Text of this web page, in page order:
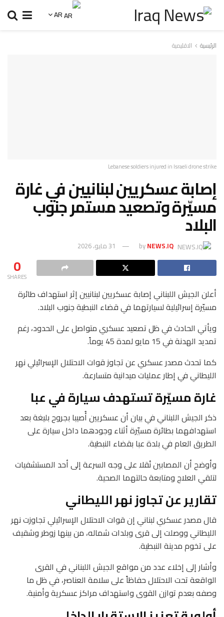
AR
الرئيسية الاقليمية
Lebanese soldiers injured in Israeli drone strike
إصابة عسكريين لبنانيين في غارة
مسيّرة وتصعيد مستمر جنوب
البلاد
byNEWS.IQ 31 مايو، 2026
0
SHARES
أعلن الجيش اللبناني إصابة عسكريين لبنانيين إثر استهداف طائرة
مسيّرة إسرائيلية لسيارتهما في قضاء النبطية جنوب البلاد.
ويأتي الحادث في ظل تصعيد عسكري متواصل على الحدود، رغم
تمديد الهدنة في 15 مايو لمدة 45 يوماً.
كما تحدث مصدر عسكري عن تجاوز قوات الاحتلال الإسرائيلي نهر
الليطاني في إطار عمليات ميدانية متسارعة.
غارة مسيّرة تستهدف سيارة في عبا
ذكر الجيش اللبناني في بيان أن عسكريين أُصيبا بجروح بليغة بعد
استهدافهما بطائرة مسيّرة أثناء وجودهما داخل سيارة على
الطريق العام في بلدة عبا بقضاء النبطية.
وأوضح أن المصابين نُقلا على وجه السرعة إلى أحد المستشفيات
لتلقي العلاج ومتابعة حالتهما الصحية.
تقارير عن تجاوز نهر الليطاني
قال مصدر عسكري لبناني إن قوات الاحتلال الإسرائيلي تجاوزت نهر
الليطاني ووصلت إلى قرى وبلدات شماله، من بينها زوطر وشقيف
على تخوم مدينة النبطية.
وأشار إلى إخلاء عدد من مواقع الجيش اللبناني في القرى
الواقعة تحت الاحتلال حفاظاً على سلامة العناصر، في ظل ما
وصفه بعدم توازن القوى واستهداف مراكز عسكرية وأمنية.